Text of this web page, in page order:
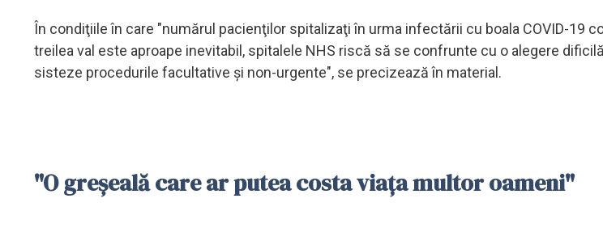
În condiţiile în care "numărul pacienţilor spitalizaţi în urma infectării cu boala COVID-19
treilea val este aproape inevitabil, spitalele NHS riscă să se confrunte cu o alegere
sisteze procedurile facultative şi non-urgente", se precizează în material.
"O greşeală care ar putea costa viaţa multor oameni"